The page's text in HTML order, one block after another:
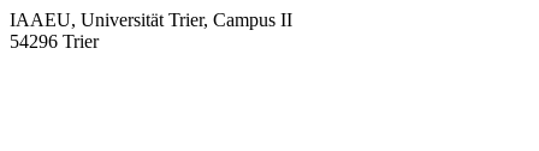
IAAEU, Universität Trier, Campus II
54296 Trier